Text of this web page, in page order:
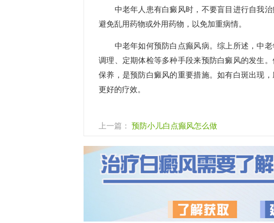
中老年人患有白癜风时，不要盲目进行自我治
避免乱用药物或外用药物，以免加重病情。
中老年如何预防白点癫风病。综上所述，中老
调理、定期体检等多种手段来预防白癜风的发生
保养，是预防白癜风的重要措施。如有白斑出现
更好的疗效。
上一篇： 预防小儿白点癫风怎么做